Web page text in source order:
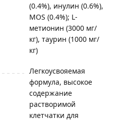
(0.4%), инулин (0.6%),
MOS (0.4%); L-
метионин (3000 мг/
кг), таурин (1000 мг/
кг)
Легкоусвояемая
формула, высокое
содержание
растворимой
клетчатки для